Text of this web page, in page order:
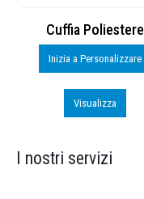
Cuffia Poliestere
Inizia a Personalizzare
Visualizza
I nostri servizi